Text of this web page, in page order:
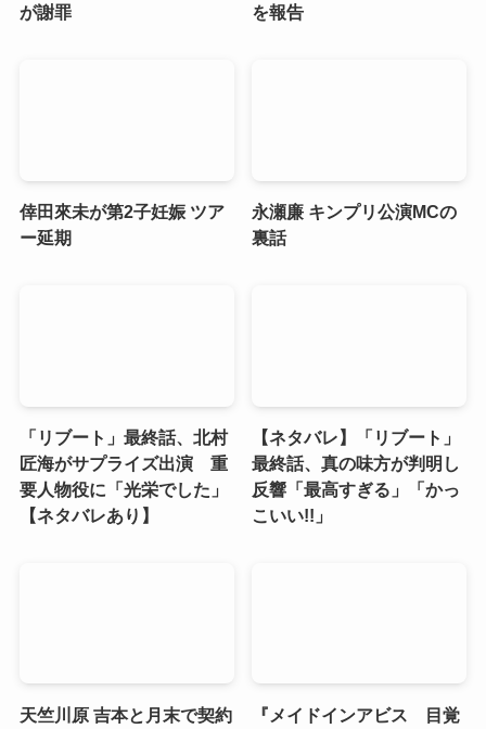
が謝罪
を報告
倖田來未が第2子妊娠 ツア
ー延期
永瀬廉 キンプリ公演MCの
裏話
「リブート」最終話、北村
匠海がサプライズ出演 重
要人物役に「光栄でした」
【ネタバレあり】
【ネタバレ】「リブート」
最終話、真の味方が判明し
反響「最高すぎる」「かっ
こいい!!」
天竺川原 吉本と月末で契約
『メイドインアビス 目覚